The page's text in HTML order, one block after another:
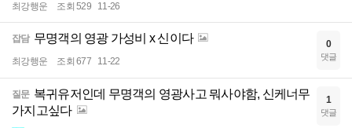
최강행운 조회 529 11-26
잡담 무명객의 영광 가성비 x 신이다
최강행운 조회 677 11-22
0
댓글
질문 복귀유저인데 무명객의 영광사고 뭐사야함, 신케너무
가지고싶다
1
댓글